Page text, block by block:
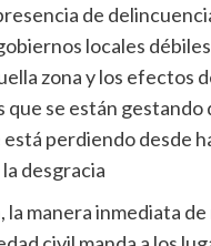
de
locales
zona y los efectos
que se están
está perdiendo desde
desgracia
la manera inmediata